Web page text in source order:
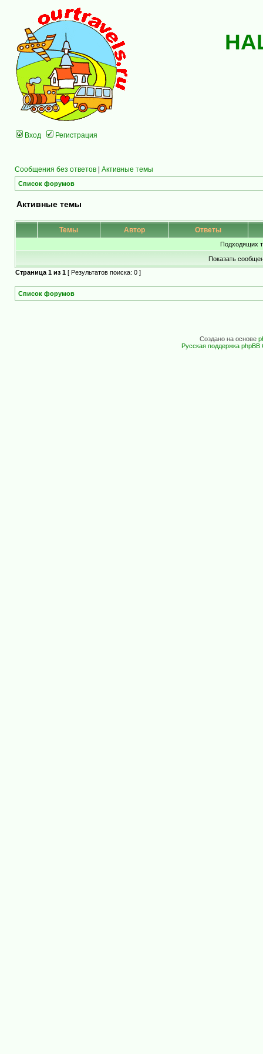
Вход Регистрация
Сообщения без ответов | Активные темы
Список форумов
Активные темы
Темы Автор Ответы
Подходящих
Показать
Страница 1 из 1 [ Результатов поиска: 0 ]
Список форумов
Создано на основе
Русская поддержка phpBB